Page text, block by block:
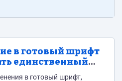
в готовый шрифт
единственный
в готовый шрифт,